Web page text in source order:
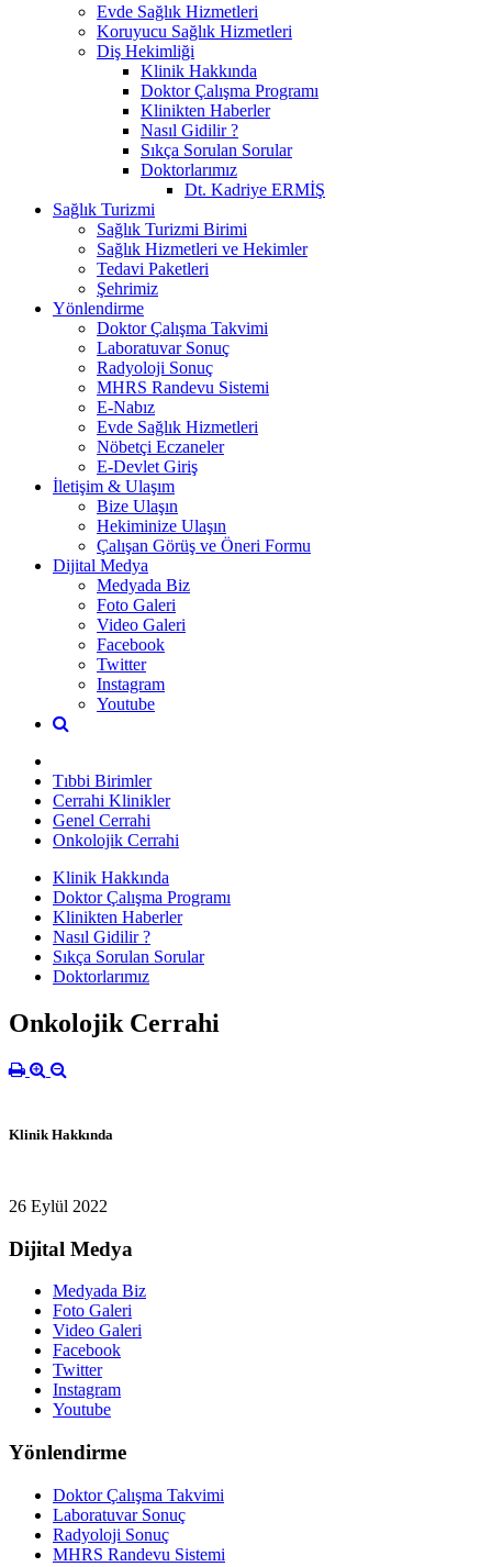
Evde Sağlık Hizmetleri
Koruyucu Sağlık Hizmetleri
Diş Hekimliği
Klinik Hakkında
Doktor Çalışma Programı
Klinikten Haberler
Nasıl Gidilir ?
Sıkça Sorulan Sorular
Doktorlarımız
Dt. Kadriye ERMİŞ
Sağlık Turizmi
Sağlık Turizmi Birimi
Sağlık Hizmetleri ve Hekimler
Tedavi Paketleri
Şehrimiz
Yönlendirme
Doktor Çalışma Takvimi
Laboratuvar Sonuç
Radyoloji Sonuç
MHRS Randevu Sistemi
E-Nabız
Evde Sağlık Hizmetleri
Nöbetçi Eczaneler
E-Devlet Giriş
İletişim & Ulaşım
Bize Ulaşın
Hekiminize Ulaşın
Çalışan Görüş ve Öneri Formu
Dijital Medya
Medyada Biz
Foto Galeri
Video Galeri
Facebook
Twitter
Instagram
Youtube
Tıbbi Birimler
Cerrahi Klinikler
Genel Cerrahi
Onkolojik Cerrahi
Klinik Hakkında
Doktor Çalışma Programı
Klinikten Haberler
Nasıl Gidilir ?
Sıkça Sorulan Sorular
Doktorlarımız
Onkolojik Cerrahi
Klinik Hakkında
26 Eylül 2022
Dijital Medya
Medyada Biz
Foto Galeri
Video Galeri
Facebook
Twitter
Instagram
Youtube
Yönlendirme
Doktor Çalışma Takvimi
Laboratuvar Sonuç
Radyoloji Sonuç
MHRS Randevu Sistemi